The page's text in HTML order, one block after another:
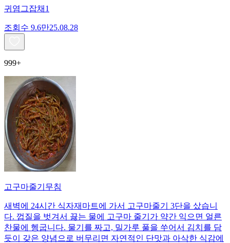
귀염그잡채1
조회수 9.6만25.08.28
999+
고구마줄기무침
새벽에 24시간 식자재마트에 가서 고구마줄기 3단을 샀습니
다. 껍질을 벗겨서 끓는 물에 고구마 줄기가 약간 익으면 얼른
찬물에 헹굽니다. 물기를 짜고, 밀가루 풀을 쑤어서 김치를 담
듯이 갖은 양념으로 버무리면 자연적인 단맛과 아삭한 식감에